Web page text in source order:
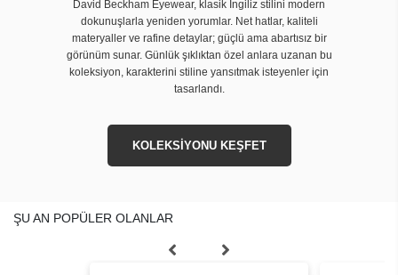
David Beckham Eyewear, klasik İngiliz stilini modern
dokunuşlarla yeniden yorumlar. Net hatlar, kaliteli
materyaller ve rafine detaylar; güçlü ama abartısız bir
görünüm sunar. Günlük şıklıktan özel anlara uzanan bu
koleksiyon, karakterini stiline yansıtmak isteyenler için
tasarlandı.
KOLEKSİYONU KEŞFET
ŞU AN POPÜLER OLANLAR